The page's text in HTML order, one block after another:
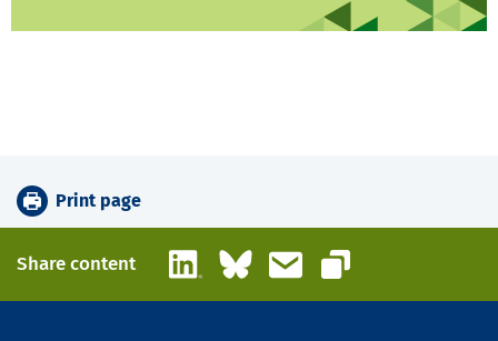
Print page
Share content LinkedInBlueskyEmail
Copy link